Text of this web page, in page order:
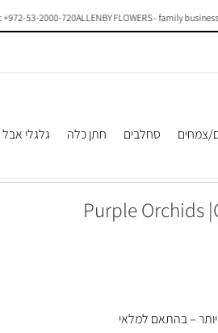
ALLENBY FLOWERS - family business - for
2000-720
צמחים סחלבים חתן כלה גלגלי אבל
יותר – בהתאם למלאי